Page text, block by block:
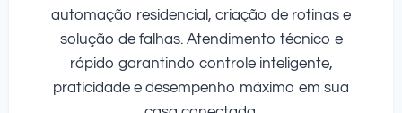
automação residencial, criação de rotinas e
solução de falhas. Atendimento técnico e
rápido garantindo controle inteligente,
praticidade e desempenho máximo em sua